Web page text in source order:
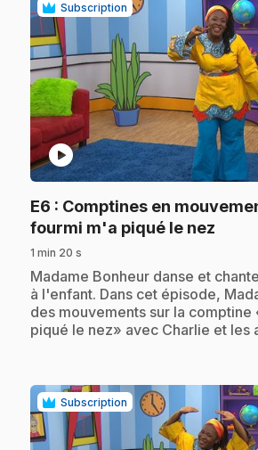
Subscription
play_circle
E6 : Comptines en
fourmi m'a piqué le nez
1 min 20 s
.Madame Bonheur danse et
à l'enfant. Dans cet épisode,
des mouvements sur la comptine
piqué le nez» avec Charlie et les
Subscription